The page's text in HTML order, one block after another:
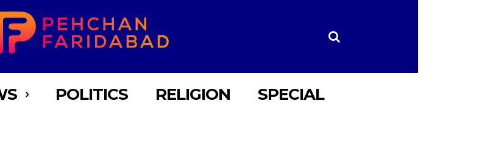
POLITICS RELIGION SPECIAL